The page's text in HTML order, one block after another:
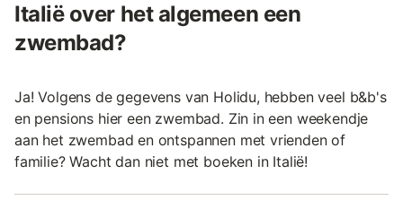
Italië over het algemeen een
zwembad?
Ja! Volgens de gegevens van Holidu, hebben veel b&b's
en pensions hier een zwembad. Zin in een weekendje
aan het zwembad en ontspannen met vrienden of
familie? Wacht dan niet met boeken in Italië!